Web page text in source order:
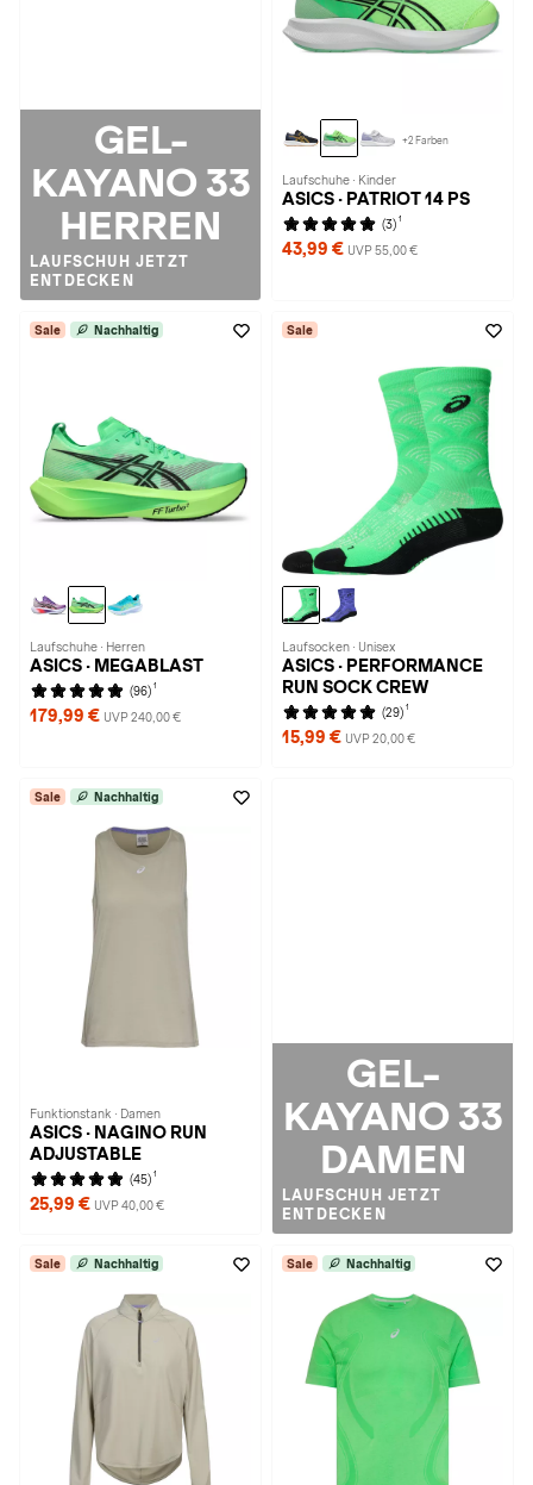
GEL-
KAYANO 33
HERREN
LAUFSCHUH JETZT
ENTDECKEN
+2 Farben
Laufschuhe · Kinder
ASICS · PATRIOT 14 PS
(3) 1
43,99 € UVP 55,00 €
Sale Nachhaltig
Laufschuhe · Herren
ASICS · MEGABLAST
(96) 1
179,99 € UVP 240,00 €
Sale
Laufsocken · Unisex
ASICS · PERFORMANCE
RUN SOCK CREW
(29) 1
15,99 € UVP 20,00 €
Sale Nachhaltig
Funktionstank · Damen
ASICS · NAGINO RUN
ADJUSTABLE
(45) 1
25,99 € UVP 40,00 €
GEL-
KAYANO 33
DAMEN
LAUFSCHUH JETZT
ENTDECKEN
Sale Nachhaltig Sale Nachhaltig